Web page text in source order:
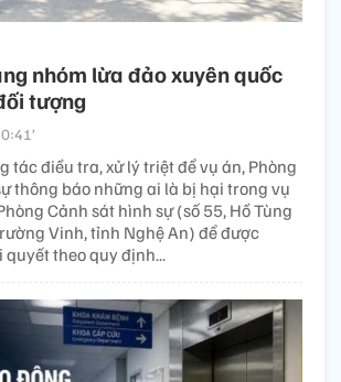
nhóm lừa đảo xuyên quốc
tượng
tác điều tra, xử lý triệt để vụ án, Phòng
thông báo những ai là bị hại trong vụ
Cảnh sát hình sự (số 55, Hồ Tùng
Vinh, tỉnh Nghệ An) để được
theo quy định...